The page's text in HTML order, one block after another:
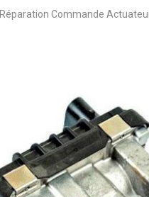
Réparation Commande Actuateur